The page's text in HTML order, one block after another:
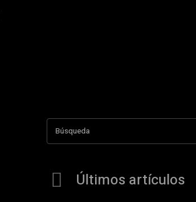
Búsqueda
Últimos artículos